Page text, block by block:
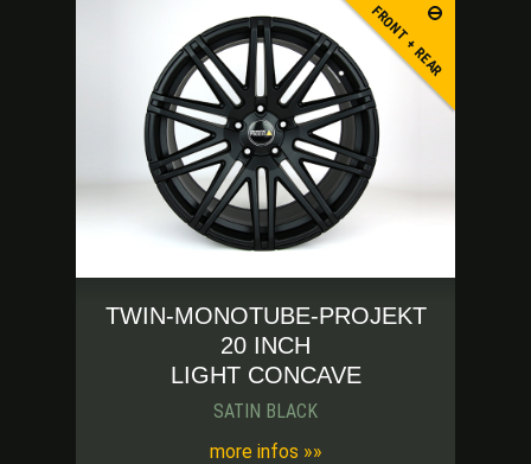
FRONT + REAR
TWIN-MONOTUBE-PROJEKT
20 INCH
LIGHT CONCAVE
SATIN BLACK
more infos »»